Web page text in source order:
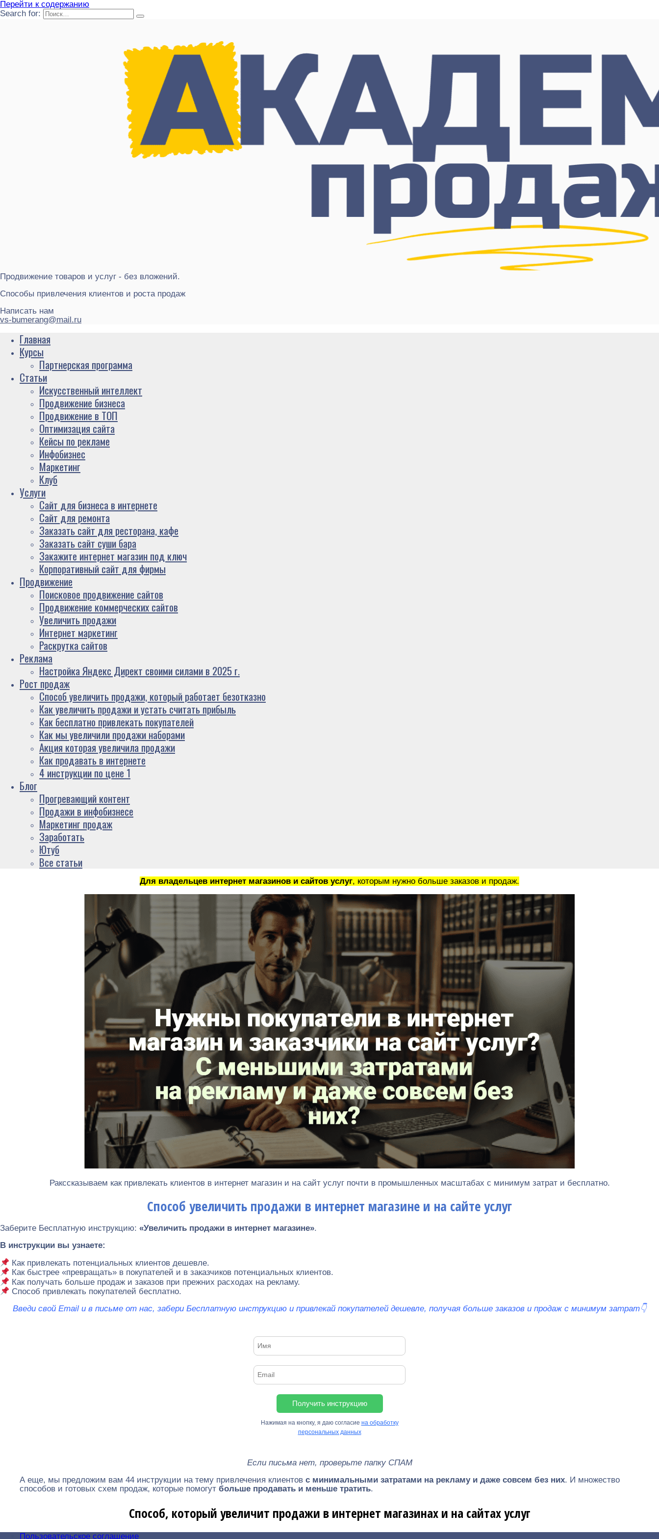
Перейти к содержанию
Search for:
Продвижение товаров и услуг - без вложений.
Способы привлечения клиентов и роста продаж
Написать нам
vs-bumerang@mail.ru
Главная
Курсы
Партнерская программа
Статьи
Искусственный интеллект
Продвижение бизнеса
Продвижение в ТОП
Оптимизация сайта
Кейсы по рекламе
Инфобизнес
Маркетинг
Клуб
Услуги
Сайт для бизнеса в интернете
Сайт для ремонта
Заказать сайт для ресторана, кафе
Заказать сайт суши бара
Закажите интернет магазин под ключ
Корпоративный сайт для фирмы
Продвижение
Поисковое продвижение сайтов
Продвижение коммерческих сайтов
Увеличить продажи
Интернет маркетинг
Раскрутка сайтов
Реклама
Настройка Яндекс Директ своими силами в 2025 г.
Рост продаж
Способ увеличить продажи, который работает безотказно
Как увеличить продажи и устать считать прибыль
Как бесплатно привлекать покупателей
Как мы увеличили продажи наборами
Акция которая увеличила продажи
Как продавать в интернете
4 инструкции по цене 1
Блог
Прогревающий контент
Продажи в инфобизнесе
Маркетинг продаж
Заработать
Ютуб
Все статьи
Для владельцев интернет магазинов и сайтов услуг, которым нужно больше заказов и продаж.
Ракссказываем как привлекать клиентов в интернет магазин и на сайт услуг почти в промышленных масштабах с минимум затрат и бесплатно.
Способ увеличить продажи в интернет магазине и на сайте услуг
Заберите Бесплатную инструкцию: «Увеличить продажи в интернет магазине».
В инструкции вы узнаете:
Как привлекать потенциальных клиентов дешевле.
Как быстрее «превращать» в покупателей и в заказчиков потенциальных клиентов.
Как получать больше продаж и заказов при прежних расходах на рекламу.
Способ привлекать покупателей бесплатно.
Введи свой Email и в письме от нас, забери Бесплатную инструкцию и привлекай покупателей дешевле, получая больше заказов и продаж с минимум затрат👇
Получить инструкцию
Нажимая на кнопку, я даю согласие на обработку
персональных данных
Если письма нет, проверьте папку СПАМ
А еще, мы предложим вам 44 инструкции на тему привлечения клиентов с минимальными затратами на рекламу и даже совсем без них. И множество
способов и готовых схем продаж, которые помогут больше продавать и меньше тратить.
Способ, который увеличит продажи в интернет магазинах и на сайтах услуг
Пользовательское соглашение